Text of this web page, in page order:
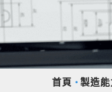
首頁 製造能